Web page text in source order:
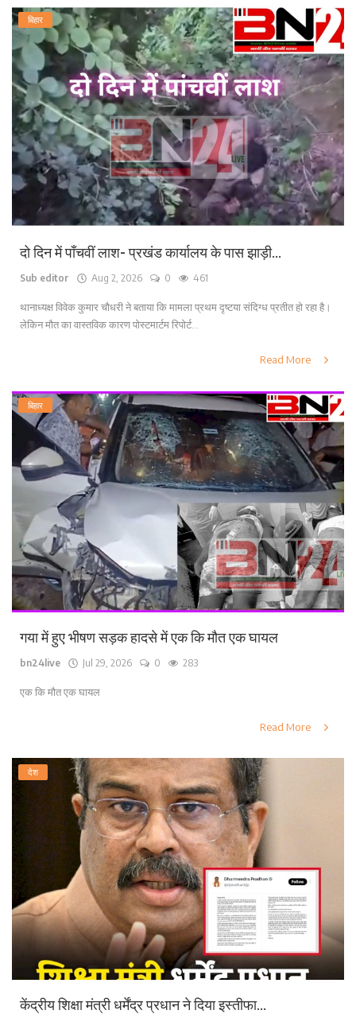
बिहार
दो दिन में पाँचवीं लाश- प्रखंड कार्यालय के पास झाड़ी...
Sub editor Aug 2, 2026 0 461
थानाध्यक्ष विवेक कुमार चौधरी ने बताया कि मामला प्रथम दृष्टया संदिग्ध प्रतीत हो रहा है।
लेकिन मौत का वास्तविक कारण पोस्टमार्टम रिपोर्ट...
Read More
बिहार
गया में हुए भीषण सड़क हादसे में एक कि मौत एक घायल
bn24live Jul 29, 2026 0 283
एक कि मौत एक घायल
Read More
देश
केंद्रीय शिक्षा मंत्री धर्मेंद्र प्रधान ने दिया इस्तीफा...